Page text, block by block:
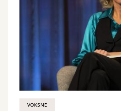
VOKSNE